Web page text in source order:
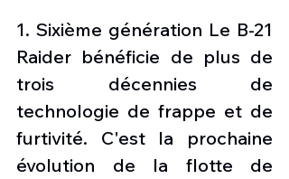
1. Sixième génération Le B-21
Raider bénéficie de plus de
trois décennies de
technologie de frappe et de
furtivité. C'est la prochaine
évolution de la flotte de